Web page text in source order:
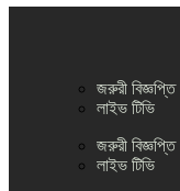
জরুরী বিজ্ঞপ্তি
লাইভ টিভি
জরুরী বিজ্ঞপ্তি
লাইভ টিভি